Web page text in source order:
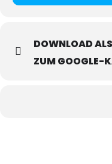
DOWNLOAD
ZUM GOOGLE-